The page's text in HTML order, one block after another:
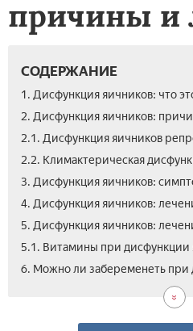
причины и
СОДЕРЖАНИЕ
1. Дисфункция яичников: что
2. Дисфункция яичников:
2.1. Дисфункция яичников
2.2. Климактерическая
3. Дисфункция яичников:
4. Дисфункция яичников:
5. Дисфункция яичников:
5.1. Витамины при дисфункции
6. Можно ли забеременеть при